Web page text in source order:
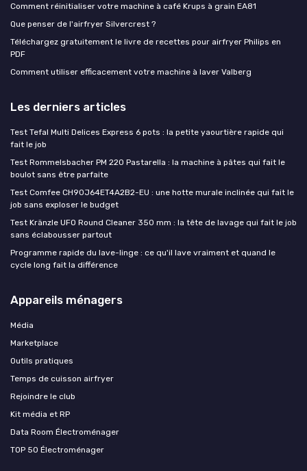
Comment réinitialiser votre machine à café Krups à grain EA81
Que penser de l'airfryer Silvercrest ?
Téléchargez gratuitement le livre de recettes pour airfryer Philips en
PDF
Comment utiliser efficacement votre machine à laver Valberg
Les derniers articles
Test Tefal Multi Delices Express 6 pots : la petite yaourtière rapide qui
fait le job
Test Rommelsbacher PM 220 Pastarella : la machine à pâtes qui fait le
boulot sans être parfaite
Test Comfee CH90J64ET4A2B2-EU : une hotte murale inclinée qui fait le
job sans exploser le budget
Test Kränzle UFO Round Cleaner 350 mm : la tête de lavage qui fait le job
sans éclabousser partout
Programme rapide du lave-linge : ce qu'il lave vraiment et quand le
cycle long fait la différence
Appareils ménagers
Média
Marketplace
Outils pratiques
Temps de cuisson airfryer
Rejoindre le club
Kit média et RP
Data Room Électroménager
TOP 50 Électroménager